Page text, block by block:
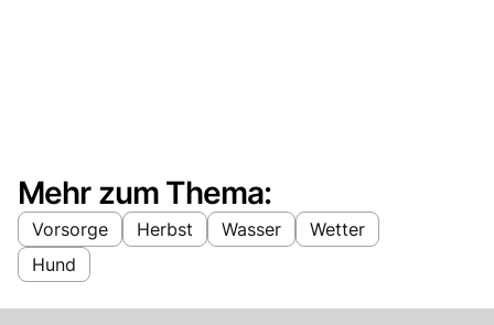
Mehr zum Thema:
Vorsorge Herbst Wasser
Wetter
Hund